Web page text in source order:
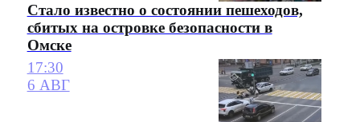
Стало известно о состоянии пешеходов,
сбитых на островке безопасности в
Омске
17:30
6 АВГ